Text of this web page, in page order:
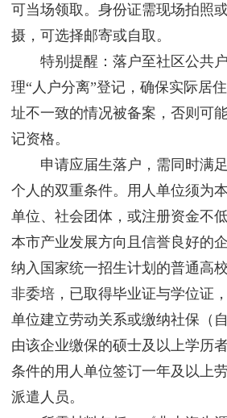
可当场领取。身份证需现场拍照
摄，可选择邮寄或自取。
特别提醒：落户至社区公共户
理“人户分离”登记，确保实际居
址不一致的情况被备案，否则可
记资格。
申请应届生落户，需同时满足
个人的双重条件。用人单位须为
单位、社会团体，或注册资金不
本市产业发展方向且信誉良好的
纳入国家统一招生计划的普通高
非委培，已取得毕业证与学位证
单位建立劳动关系或缴纳社保（
由该企业缴保的硕士及以上学历
条件的用人单位签订一年及以上
派遣人员。